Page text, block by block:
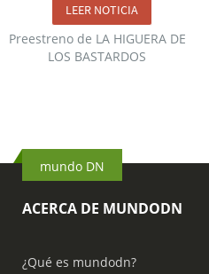
Preestreno de LA HIGUERA DE
LOS BASTARDOS
LEER NOTICIA
mundo DN
ACERCA DE MUNDODN
¿Qué es mundodn?